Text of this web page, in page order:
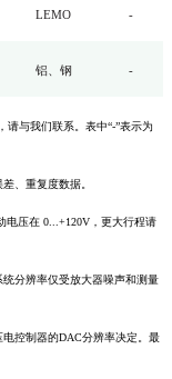
LEMO -
铝、钢 -
请与我们联系。表中“-”表示为
、重复度数据。
电压在 0...+120V，更大行程请
分辨率仅受放大器噪声和测量
控制器的DAC分辨率决定。最